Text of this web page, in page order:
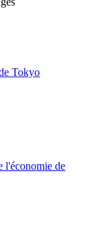
Tokyo
l'économie de